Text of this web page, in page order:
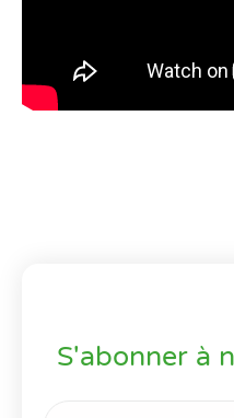
S'abonner à